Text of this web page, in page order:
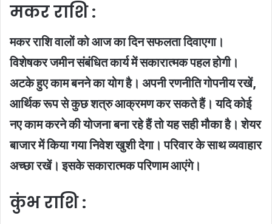
मकर राशि :
मकर राशि वालों को आज का दिन सफलता दिवाएगा।
विशेषकर जमीन संबंधित कार्य में सकारात्मक पहल होगी।
अटके हुए काम बनने का योग है। अपनी रणनीति गोपनीय रखें,
आर्थिक रूप से कुछ शत्रु आक्रमण कर सकते हैं। यदि कोई
नए काम करने की योजना बना रहे हैं तो यह सही मौका है। शेयर
बाजार में किया गया निवेश खुशी देगा। परिवार के साथ व्यवाहार
अच्छा रखें। इसके सकारात्मक परिणाम आएंगे।
कुंभ राशि :